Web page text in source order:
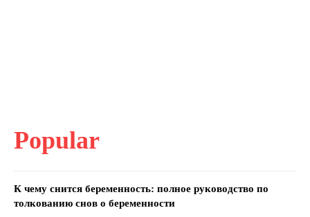
Popular
К чему снится беременность: полное руководство по
толкованию снов о беременности